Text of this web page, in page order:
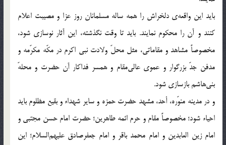
باید این واقعه‌ی دلخراش را همه ساله مسلمانان روز عزا و مصیبت اعلام
کنند و آن را محکوم نمایند. باید تا وقت نگذشته، این آثار نوسازی شود،
مخصوصاً مشاهد و مقاماتی، مثل محلّ ولادت نبی اکرم در مکّه مکرّمه و
مدفن جدّ بزرگوار و عموی عالی‌مقام و همسر فداکار آن حضرت و محلهّ
بنی‌هاشم بازسازی شود.
و در مدینه منوّره، أحد، مشهد حضرت حمزه و سایر شهداء و بقیع مظلوم باید
احیاء شود؛ مخصوصاً مقام و حرم ائمه طاهرین؛ حضرت امام حسن مجتبی و
امام زین العابدین و امام محمد باقر و امام ‌جعفر‌صادق علیهم‌السلام؛ این